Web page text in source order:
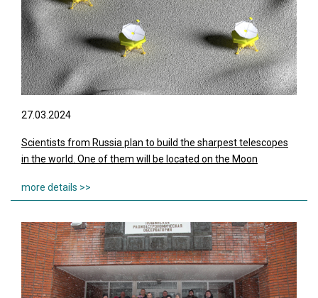
27.03.2024
Scientists from Russia plan to build the sharpest telescopes
in the world. One of them will be located on the Moon